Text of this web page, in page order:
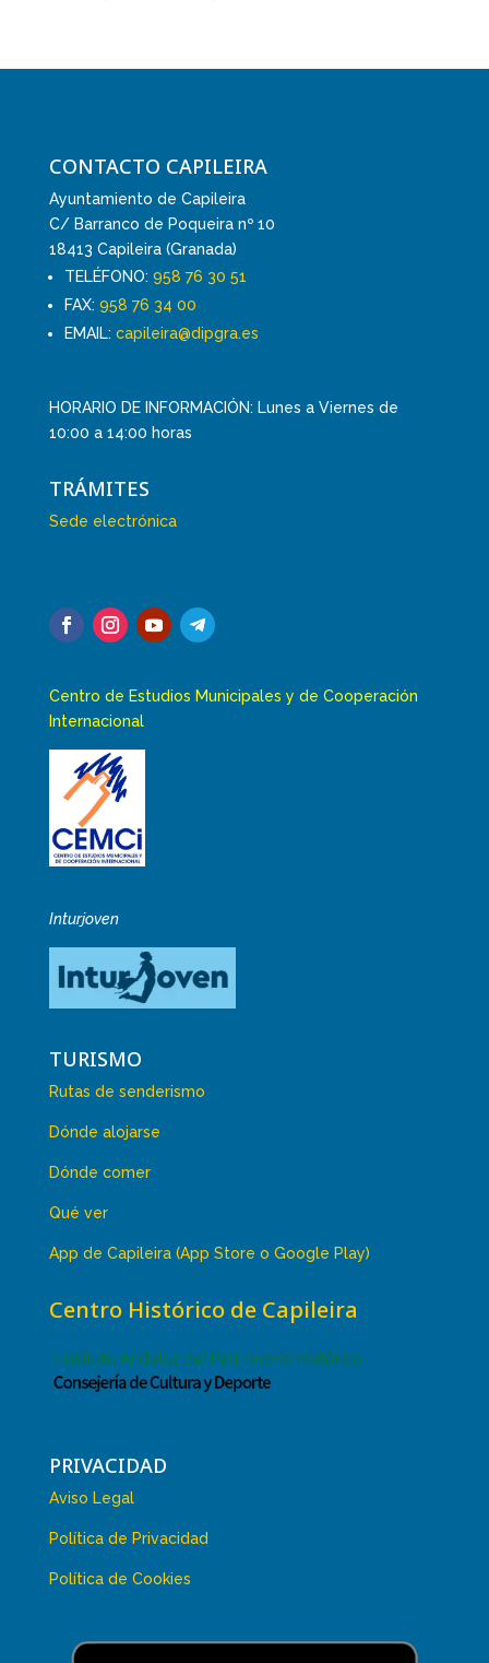
CONTACTO CAPILEIRA
Ayuntamiento de Capileira
C/ Barranco de Poqueira nº 10
18413 Capileira (Granada)
TELÉFONO: 958 76 30 51
FAX: 958 76 34 00
EMAIL: capileira@dipgra.es
HORARIO DE INFORMACIÓN: Lunes a Viernes de
10:00 a 14:00 horas
TRÁMITES
Sede electrónica
Centro de Estudios Municipales y de Cooperación
Internacional
Inturjoven
TURISMO
Rutas de senderismo
Dónde alojarse
Dónde comer
Qué ver
App de Capileira (App Store o Google Play)
Centro Histórico de Capileira
PRIVACIDAD
Aviso Legal
Política de Privacidad
Política de Cookies